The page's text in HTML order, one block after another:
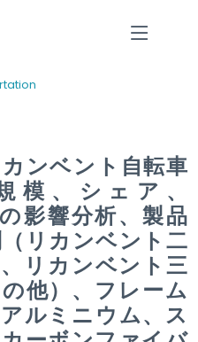
ンベント自転車
模、シェア、
の影響分析、製品
リカンベント二
リカンベント三
他）、フレーム
ルミニウム、ス